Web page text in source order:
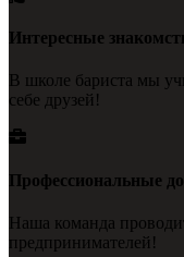
Интересные
В школе бариста мы
себе друзей!
Профессиональные
Наша команда
предпринимателей!